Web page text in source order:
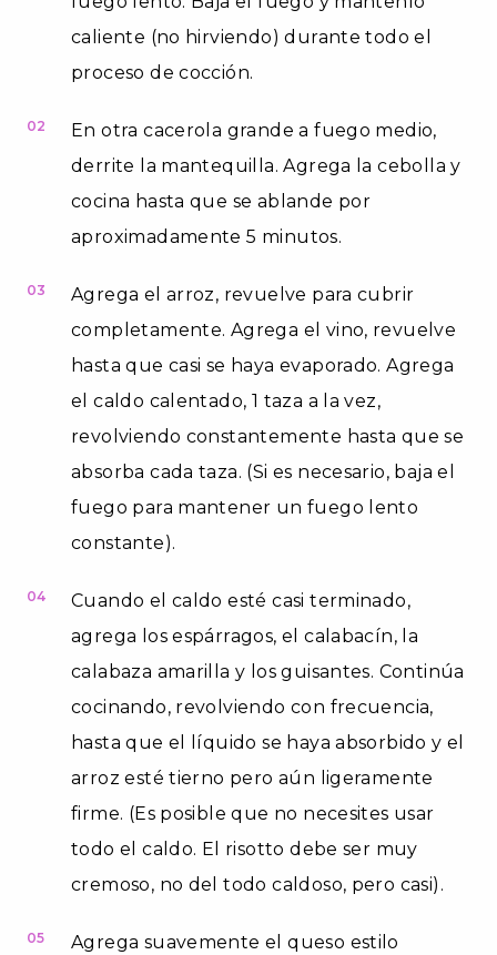
caliente (no hirviendo) durante todo el
proceso de cocción.
02
En otra cacerola grande a fuego medio,
derrite la mantequilla. Agrega la cebolla y
cocina hasta que se ablande por
aproximadamente 5 minutos.
03
Agrega el arroz, revuelve para cubrir
completamente. Agrega el vino, revuelve
hasta que casi se haya evaporado. Agrega
el caldo calentado, 1 taza a la vez,
revolviendo constantemente hasta que se
absorba cada taza. (Si es necesario, baja el
fuego para mantener un fuego lento
constante).
04
Cuando el caldo esté casi terminado,
agrega los espárragos, el calabacín, la
calabaza amarilla y los guisantes. Continúa
cocinando, revolviendo con frecuencia,
hasta que el líquido se haya absorbido y el
arroz esté tierno pero aún ligeramente
firme. (Es posible que no necesites usar
todo el caldo. El risotto debe ser muy
cremoso, no del todo caldoso, pero casi).
05
Agrega suavemente el queso estilo